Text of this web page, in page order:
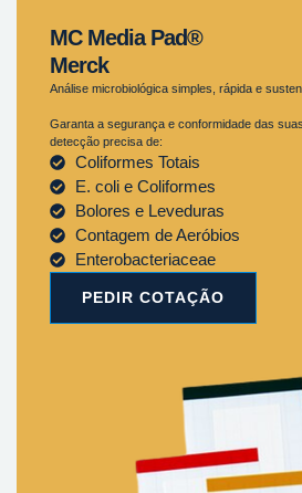
MC Media Pad®
Merck
Análise microbiológica simples, rápida e
Garanta a segurança e conformidade das
detecção precisa de:
Coliformes Totais
E. coli e Coliformes
Bolores e Leveduras
Contagem de Aeróbios
Enterobacteriaceae
PEDIR COTAÇÃO